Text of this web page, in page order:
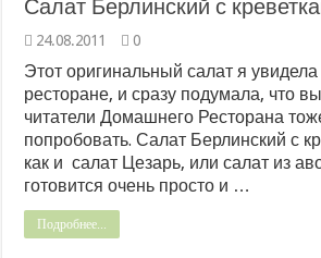
Салат Берлинский с
24.08.2011 0
Этот оригинальный салат я
ресторане, и сразу подумала, что
читатели Домашнего Ресторана
попробовать. Салат Берлинский с
как и салат Цезарь, или салат из
готовится очень просто и …
Подробнее...